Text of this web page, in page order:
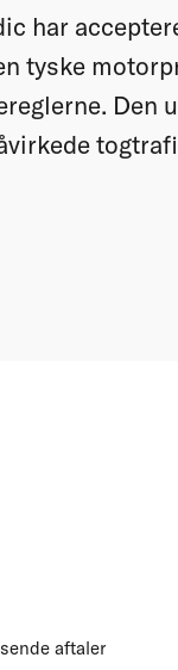
har
tyske
Den
aftaler